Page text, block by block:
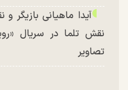
آیدا ماهیانی بازیگر و
نقش تلما در سریال
تصاویر